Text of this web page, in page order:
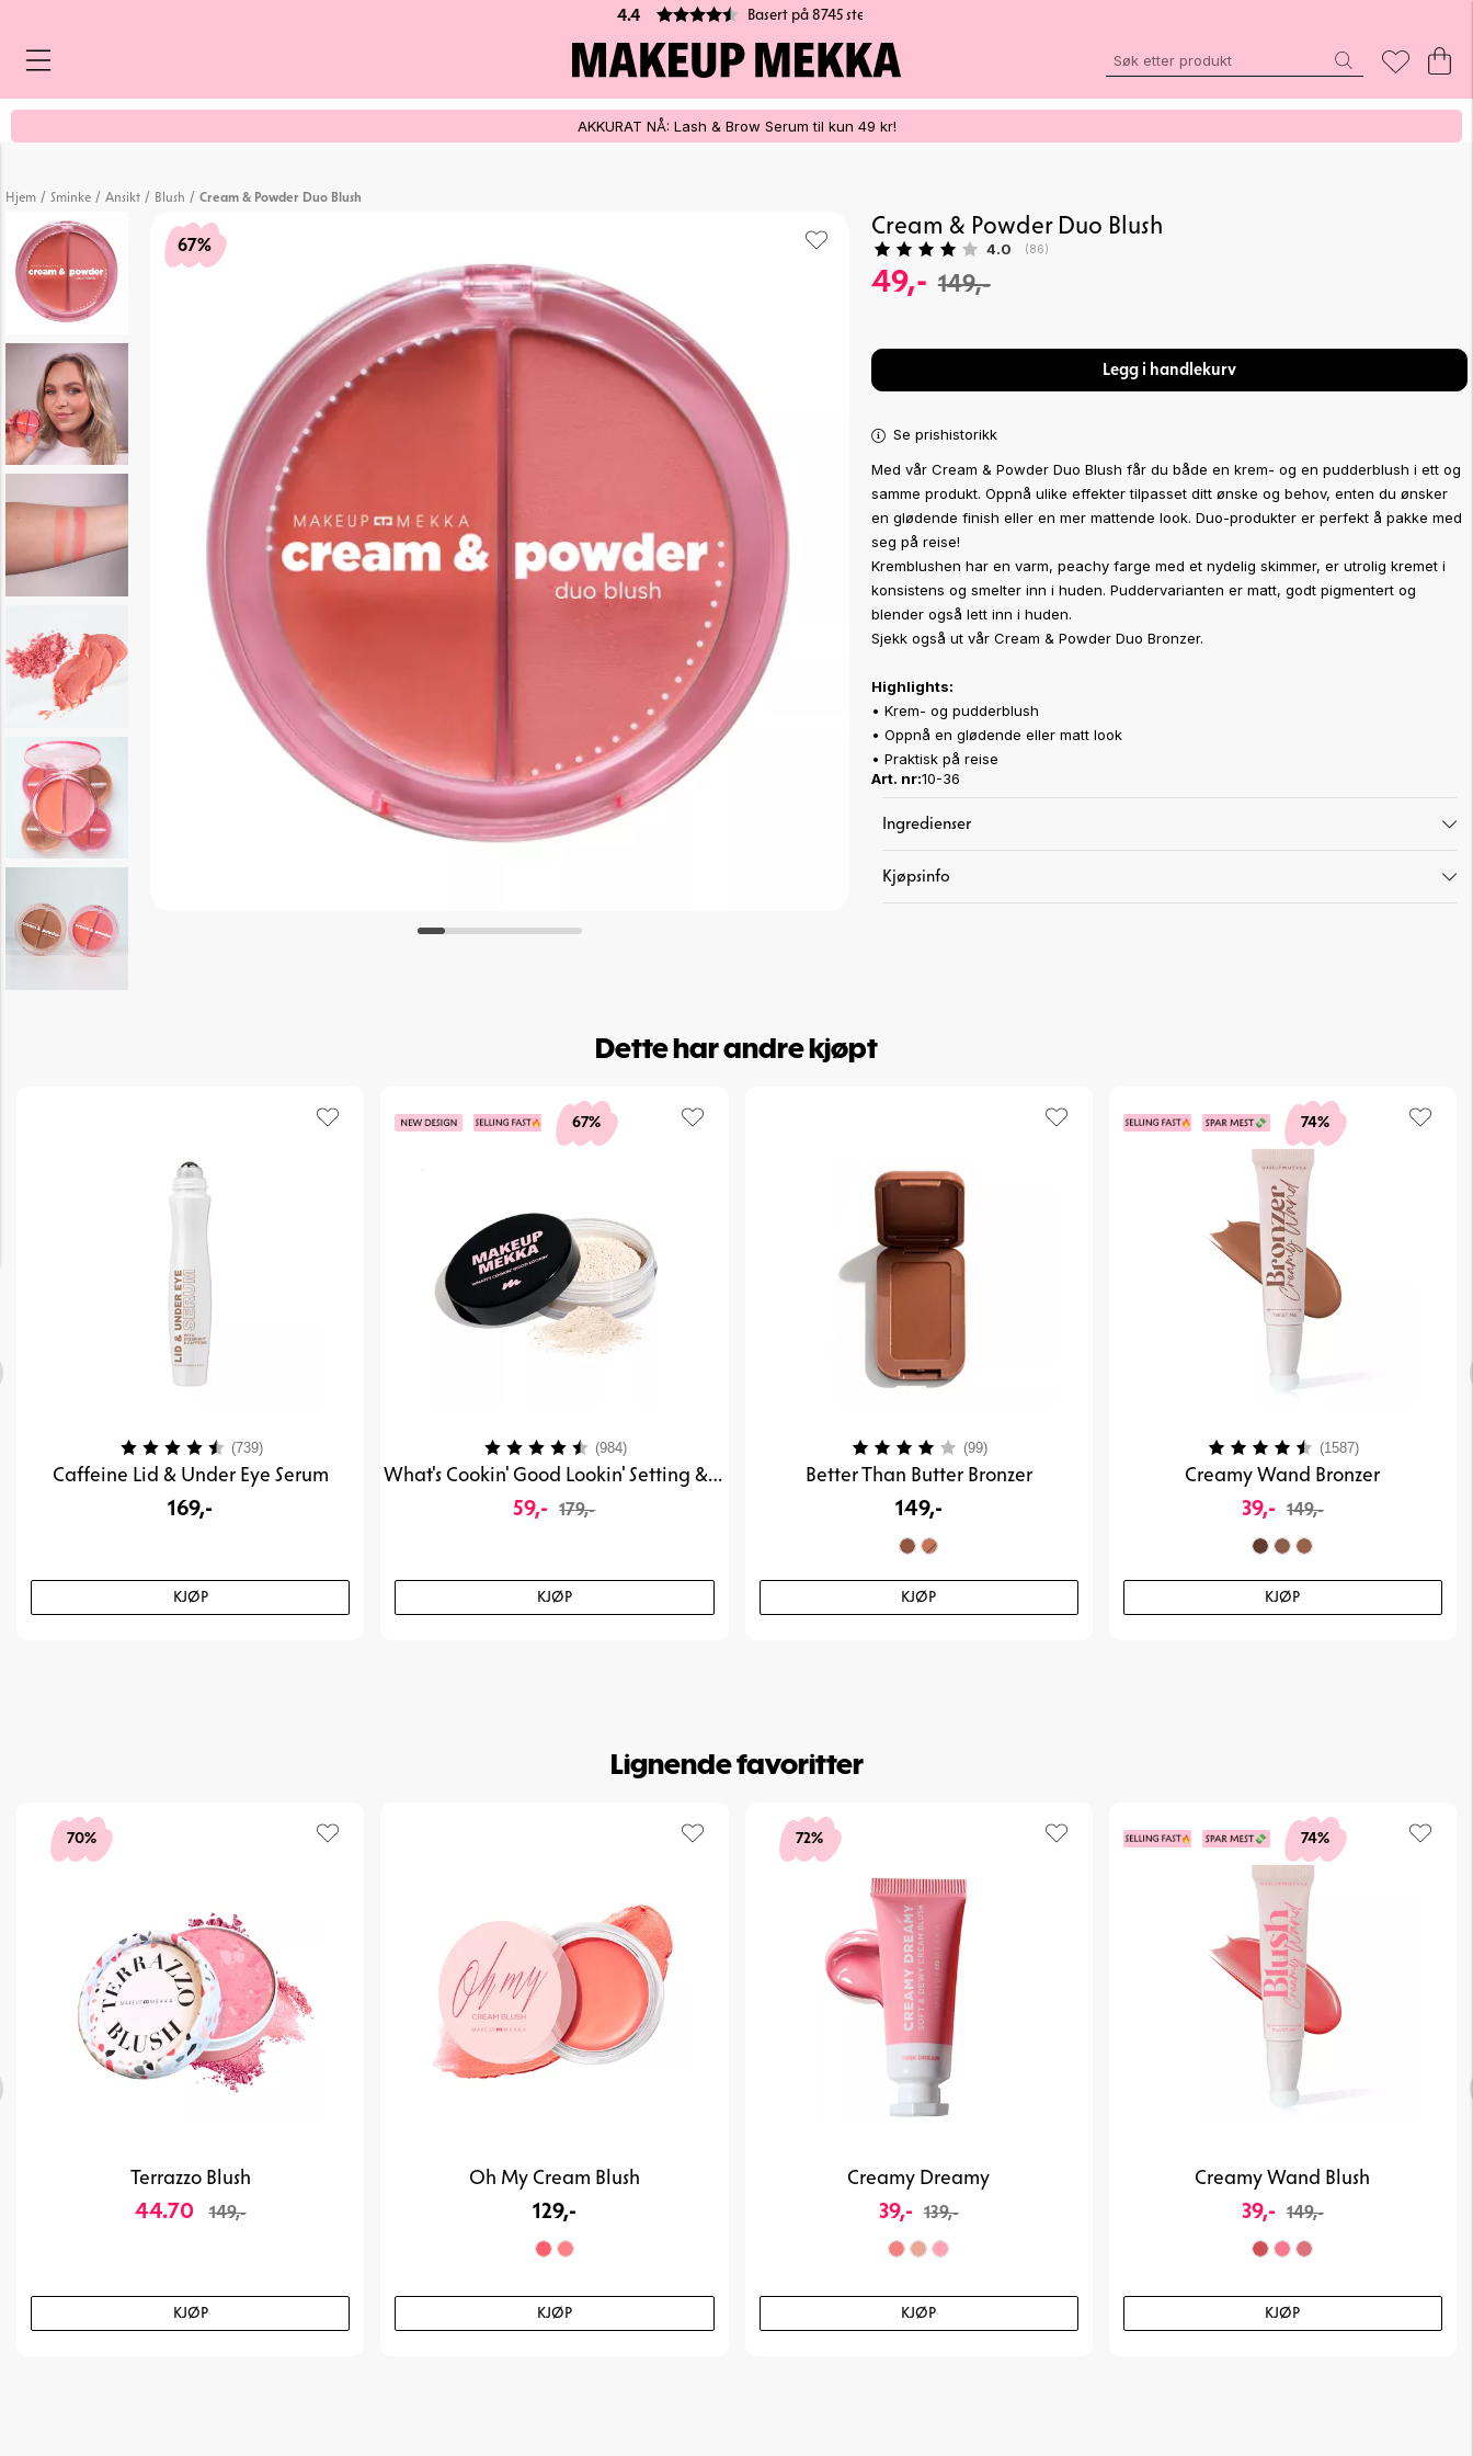
4.4 Basert på 8745 stemmer
AKKURAT NÅ: Lash & Brow Serum til kun 49 kr!
Hjem / Sminke / Ansikt / Blush / Cream & Powder Duo Blush
67%
Cream & Powder Duo Blush
Gjennomsnittskarakter:
4.0 (stemmer:
86)
49,- 149,-
Legg i handlekurv
Se prishistorikk
Med vår Cream & Powder Duo Blush får du både en krem- og en pudderblush i ett og
samme produkt. Oppnå ulike effekter tilpasset ditt ønske og behov, enten du ønsker
en glødende finish eller en mer mattende look. Duo-produkter er perfekt å pakke med
seg på reise!
Kremblushen har en varm, peachy farge med et nydelig skimmer, er utrolig kremet i
konsistens og smelter inn i huden. Puddervarianten er matt, godt pigmentert og
blender også lett inn i huden.
Sjekk også ut vår Cream & Powder Duo Bronzer.
Highlights:
• Krem- og pudderblush
• Oppnå en glødende eller matt look
• Praktisk på reise
Art. nr:10-36
Ingredienser
Kjøpsinfo
Dette har andre kjøpt
Caffeine Lid & Under Eye Serum
169,-
KJØP
Karakter: (739)
67%
What's Cookin' Good Lookin' Setting & Baking Powder
59,- 179,-
KJØP
Karakter: (984)
Better Than Butter Bronzer
149,-
KJØP
Karakter: (99)
74%
Creamy Wand Bronzer
39,- 149,-
KJØP
Karakter: (1587)
Lignende favoritter
70%
Terrazzo Blush
44.70 149,-
KJØP
Oh My Cream Blush
129,-
KJØP
72%
Creamy Dreamy
39,- 139,-
KJØP
74%
Creamy Wand Blush
39,- 149,-
KJØP